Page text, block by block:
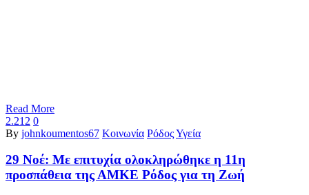
Read More
2.212 0
By johnkoumentos67 Κοινωνία ΡόδοςΥγεία
29 Νοέ: Με επιτυχία ολοκληρώθηκε η 11η
προσπάθεια της ΑΜΚΕ Ρόδος για τη Ζωή